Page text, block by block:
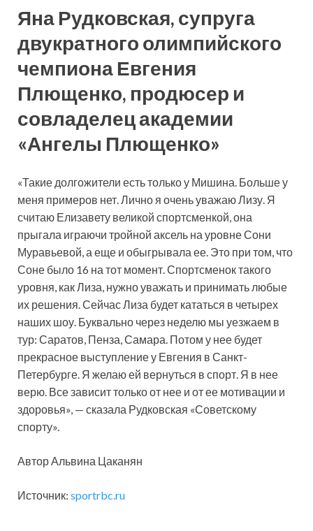
Яна Рудковская, супруга
двукратного олимпийского
чемпиона Евгения
Плющенко, продюсер и
совладелец академии
«Ангелы Плющенко»
«Такие долгожители есть только у Мишина. Больше у
меня примеров нет. Лично я очень уважаю Лизу. Я
считаю Елизавету великой спортсменкой, она
прыгала играючи тройной аксель на уровне Сони
Муравьевой, а еще и обыгрывала ее. Это при том, что
Соне было 16 на тот момент. Спортсменок такого
уровня, как Лиза, нужно уважать и принимать любые
их решения. Сейчас Лиза будет кататься в четырех
наших шоу. Буквально через неделю мы уезжаем в
тур: Саратов, Пенза, Самара. Потом у нее будет
прекрасное выступление у Евгения в Санкт-
Петербурге. Я желаю ей вернуться в спорт. Я в нее
верю. Все зависит только от нее и от ее мотивации и
здоровья», — сказала Рудковская «Советскому
спорту».
Автор Альвина Цаканян
Источник: sportrbc.ru